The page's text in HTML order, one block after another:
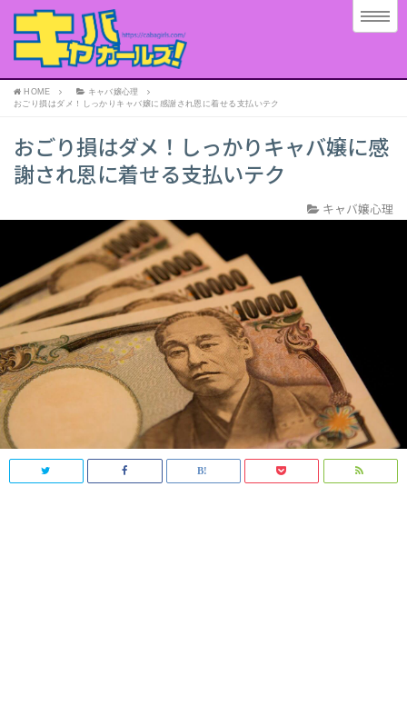
HOME
キャバ嬢心理
おごり損はダメ！しっかりキャバ嬢に感謝され恩に着せる支払いテク
おごり損はダメ！しっかりキャバ嬢に感
謝され恩に着せる支払いテク
キャバ嬢心理